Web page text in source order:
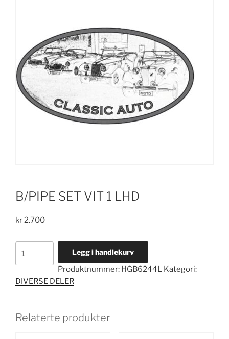
B/PIPE SET VIT 1 LHD
kr2.700
1
Legg i handlekurv
Produktnummer: HGB6244L Kategori:
DIVERSE DELER
Relaterte produkter